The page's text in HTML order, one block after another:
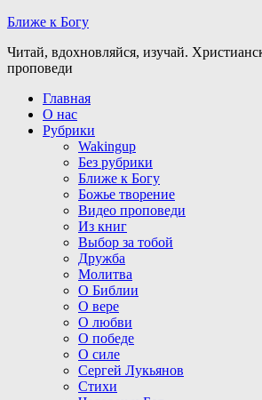
Ближе к Богу
Читай, вдохновляйся, изучай.
проповеди
Главная
О нас
Рубрики
Wakingup
Без рубрики
Ближе к Богу
Божье творение
Видео проповеди
Из книг
Выбор за тобой
Дружба
Молитва
О Библии
О вере
О любви
О победе
О силе
Сергей Лукьянов
Стихи